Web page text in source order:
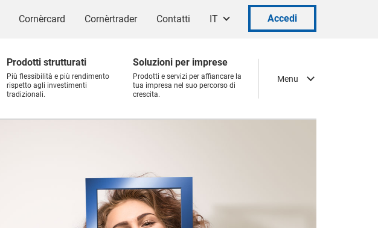
Cornèrcard Cornèrtrader Contatti IT Accedi
Menu
Prodotti strutturati
Più flessibilità e più rendimento
rispetto agli investimenti
tradizionali.
Soluzioni per imprese
Prodotti e servizi per affiancare la
tua impresa nel suo percorso di
crescita.